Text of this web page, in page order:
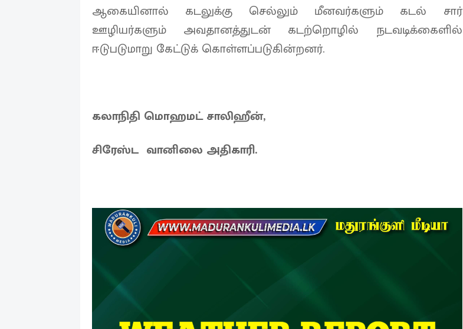
ஆகையினால் கடலுக்கு செல்லும் மீனவர்களும் கடல் சார்
ஊழியர்களும் அவதானத்துடன் கடற்றொழில் நடவடிக்கைளில்
ஈடுபடுமாறு கேட்டுக் கொள்ளப்படுகின்றனர்.
கலாநிதி மொஹமட் சாலிஹீன்,
சிரேஸ்ட வானிலை அதிகாரி.